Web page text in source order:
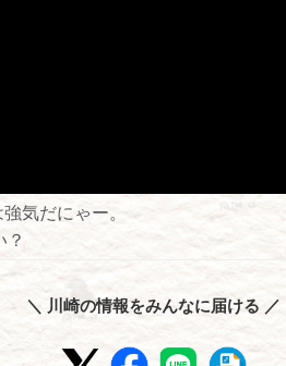
気だにゃー。
＼ 川崎の情報をみんなに届ける ／